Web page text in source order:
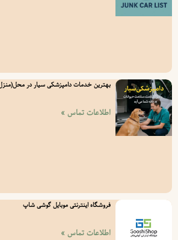
بهترین خدمات دامپزشکی سیار در
اطلاعات تماس »
فروشگاه اینترنتی موبایل گوشی شاپ
اطلاعات تماس »